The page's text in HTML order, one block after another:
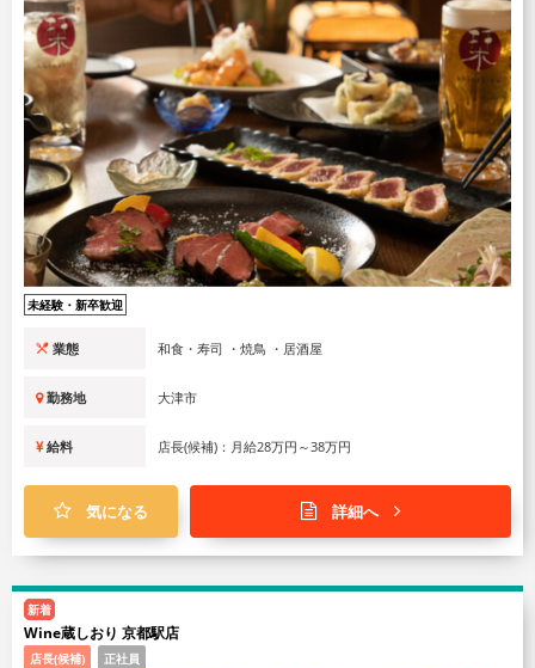
未経験・新卒歓迎
業態 和食・寿司 ・焼鳥 ・居酒屋
勤務地 大津市
給料 店長(候補)：月給28万円～38万円
気になる 詳細へ
新着
Wine蔵しおり 京都駅店
店長(候補) 正社員